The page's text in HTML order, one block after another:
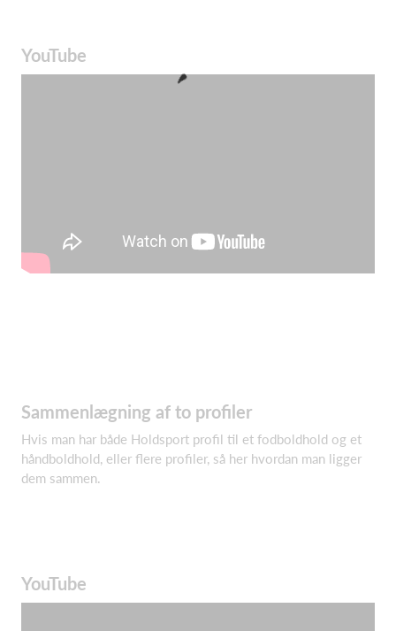
YouTube
Sammenlægning af to profiler
Hvis man har både Holdsport profil til et fodboldhold og et
håndboldhold, eller flere profiler, så her hvordan man ligger
dem sammen.
YouTube